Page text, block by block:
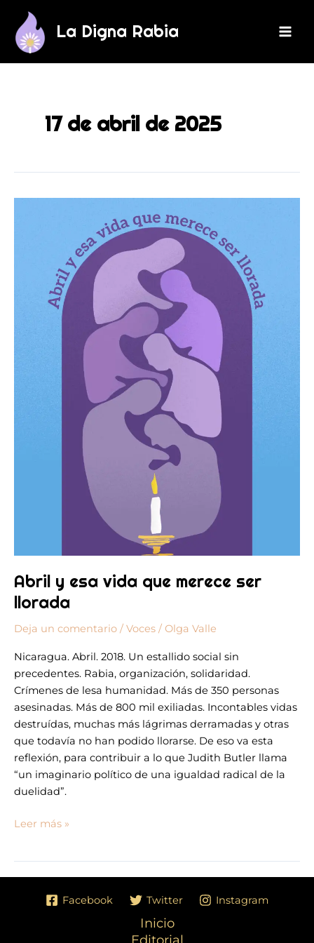
contenido
La Digna Rabia
17 de abril de 2025
Abril y esa vida que merece ser
llorada
Deja un comentario / Voces / Olga Valle
Nicaragua. Abril. 2018. Un estallido social sin
precedentes. Rabia, organización, solidaridad.
Crímenes de lesa humanidad. Más de 350 personas
asesinadas. Más de 800 mil exiliadas. Incontables vidas
destruídas, muchas más lágrimas derramadas y otras
que todavía no han podido llorarse. De eso va esta
reflexión, para contribuir a lo que Judith Butler llama
“un imaginario político de una igualdad radical de la
duelidad”.
merece
Leer más »
Facebook Twitter Instagram
Inicio